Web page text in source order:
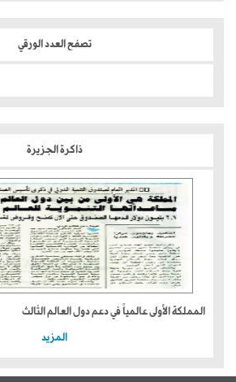
تصفح العدد الورقي
ذاكرة الجزيرة
المملكة الأولى عالمياً في دعم دول العالم الثالث
المزيد